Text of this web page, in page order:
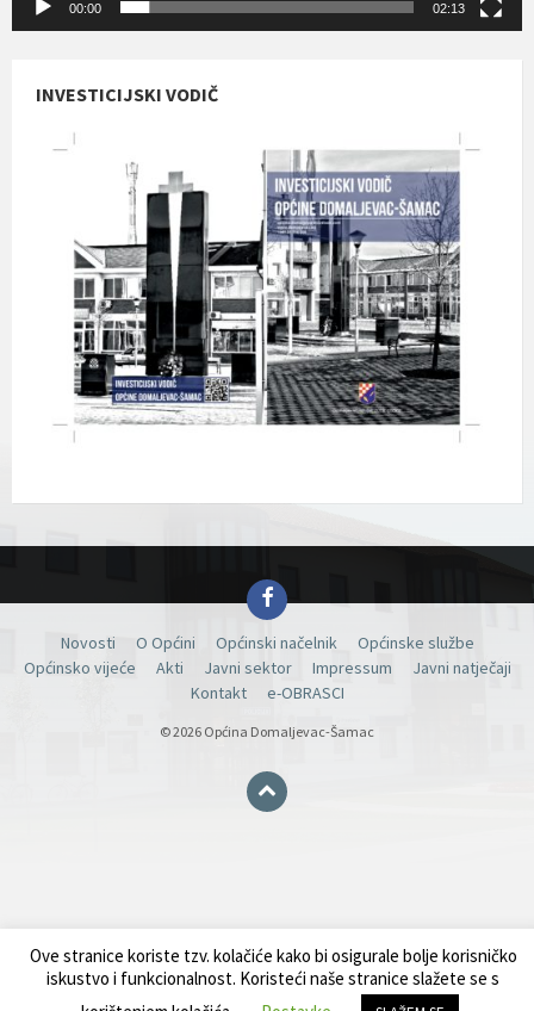
00:00 02:13
INVESTICIJSKI VODIČ
Facebook
Novosti O Općini Općinski načelnik
Općinske službe
Općinsko vijeće
Akti Javni sektor Impressum
Javni natječaji
Kontakt
e-OBRASCI
© 2026 Općina Domaljevac-Šamac
Ove stranice koriste tzv. kolačiće kako bi osigurale bolje korisničko